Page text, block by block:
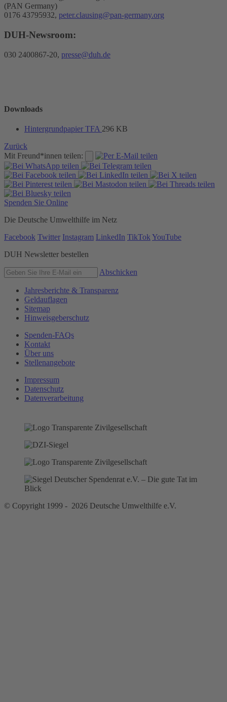
(PAN Germany)
0176 43795932, peter.clausing@pan-germany.org
DUH-Newsroom:
030 2400867-20, presse@duh.de
Downloads
Hintergrundpapier TFA 296 KB
Zurück
Mit Freund*innen teilen:
Spenden Sie Online
Die Deutsche Umwelthilfe im Netz
Facebook Twitter Instagram LinkedIn TikTok YouTube
DUH Newsletter bestellen
Abschicken
Jahresberichte & Transparenz
Geldauflagen
Sitemap
Hinweisgeberschutz
Spenden-FAQs
Kontakt
Über uns
Stellenangebote
Impressum
Datenschutz
Datenverarbeitung
© Copyright 1999 - 2026 Deutsche Umwelthilfe e.V.